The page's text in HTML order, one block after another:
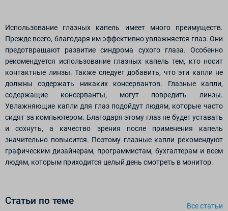
Использование глазных капель имеет много преимуществ.
Прежде всего, благодаря им эффективно увлажняется глаз. Они
предотвращают развитие синдрома сухого глаза. Особенно
рекомендуется использование глазных капель тем, кто носит
контактные линзы. Также следует добавить, что эти капли не
должны содержать никаких консервантов. Глазные капли,
содержащие консерванты, могут повредить линзы.
Увлажняющие капли для глаз подойдут людям, которые часто
сидят за компьютером. Благодаря этому глаз не будет уставать
и сохнуть, а качество зрения после применения капель
значительно повысится. Поэтому глазные капли рекомендуют
графическим дизайнерам, программистам, бухгалтерам и всем
людям, которым приходится целый день смотреть в монитор.
Статьи по теме Все cтатьи